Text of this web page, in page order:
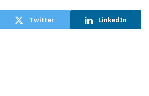
Twitter LinkedIn